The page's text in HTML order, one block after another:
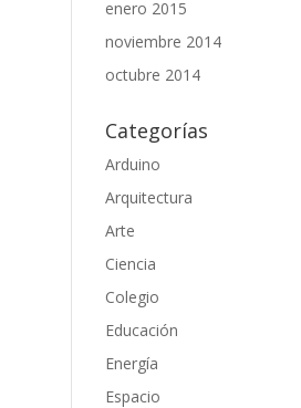
enero 2015
noviembre 2014
octubre 2014
Categorías
Arduino
Arquitectura
Arte
Ciencia
Colegio
Educación
Energía
Espacio